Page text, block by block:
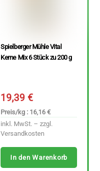
Spielberger Mühle Vital
Kerne Mix 6 Stück zu 200 g
19,39€
Preis/kg : 16,16 €
inkl. MwSt. – zzgl.
Versandkosten
In den Warenkorb